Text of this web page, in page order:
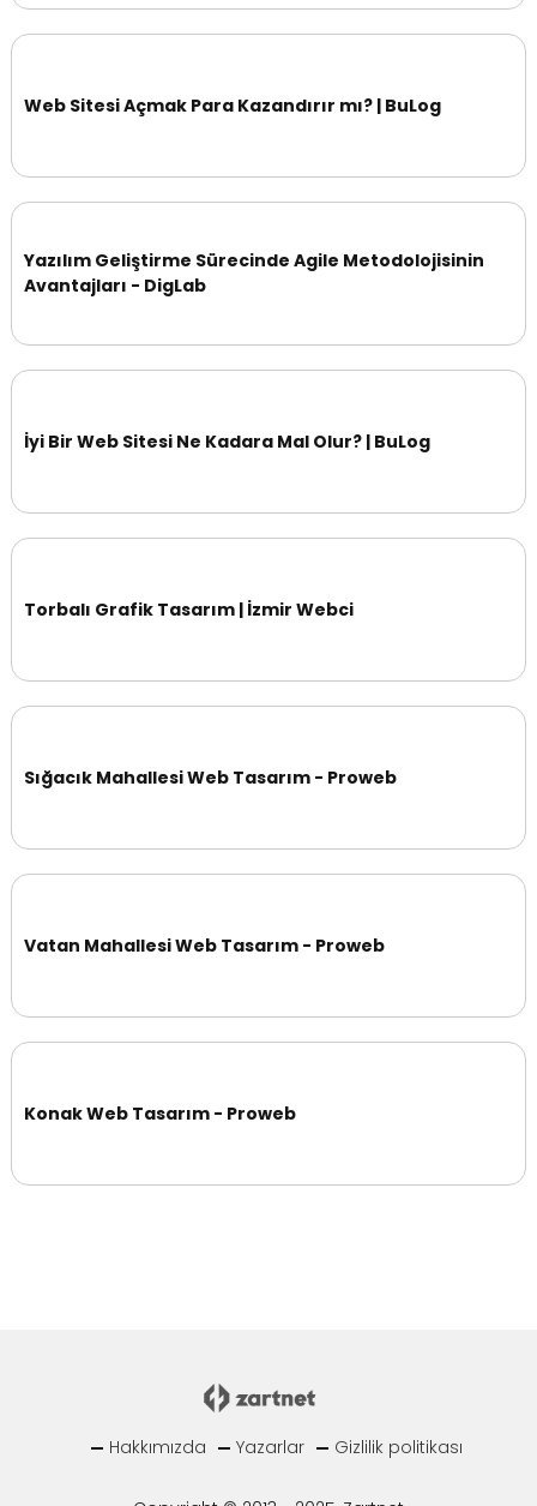
Web Sitesi Açmak Para Kazandırır mı? | BuLog
Yazılım Geliştirme Sürecinde Agile Metodolojisinin
Avantajları - DigLab
İyi Bir Web Sitesi Ne Kadara Mal Olur? | BuLog
Torbalı Grafik Tasarım | İzmir Webci
Sığacık Mahallesi Web Tasarım - Proweb
Vatan Mahallesi Web Tasarım - Proweb
Konak Web Tasarım - Proweb
Hakkımızda Yazarlar Gizlilik politikası